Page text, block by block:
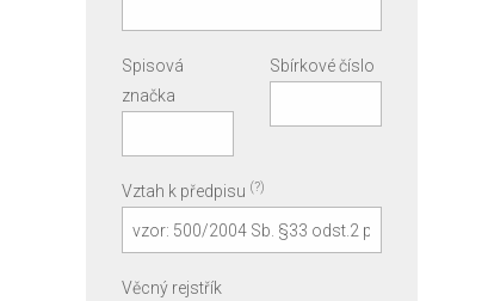
Spisová
značka
Sbírkové číslo
Vztah k předpisu (?)
Věcný rejstřík